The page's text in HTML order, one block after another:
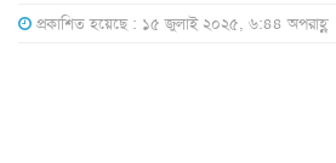
প্রকাশিত হয়েছে : ১৫ জুলাই ২০২৫, ৬:৪৪ অপরাহ্ণ